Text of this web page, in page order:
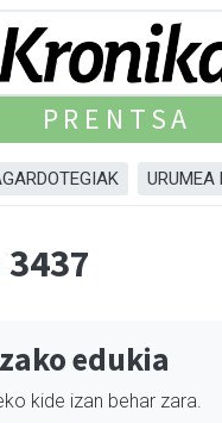
PRENTSA
URUMEA
edukia
kide izan behar zara.